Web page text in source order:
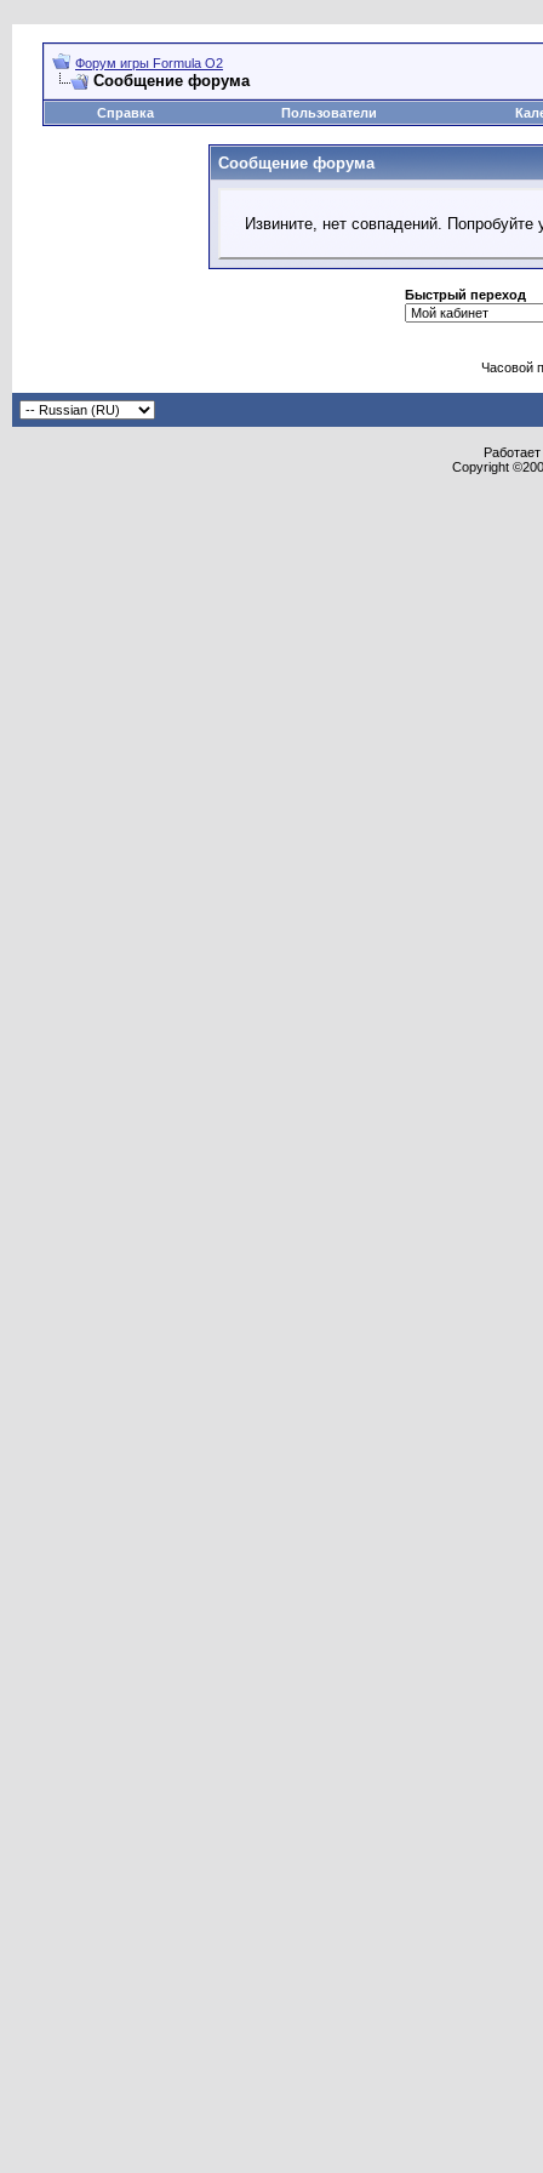
Форум игры Formula O2
Сообщение форума
Справка Пользователи
Сообщение форума
Извините, нет совпадений.
Быстрый переход
Часовой
Copyright